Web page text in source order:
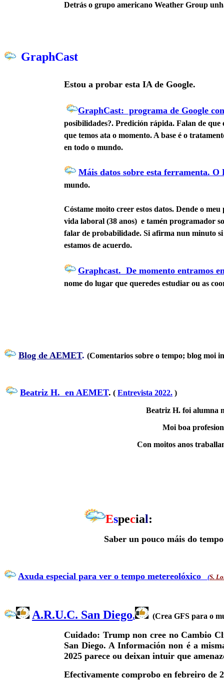
Detrás o grupo americano Weather Group
GraphCast
Estou a probar esta IA de Google.
GraphCast: programa de Google
posibilidades?. Predición rápida. Falan de que
que temos ata o momento. A base é o
en todo o mundo.
Máis datos sobre esta ferramenta. O
mundo.
Cóstame moito creer estos datos. Dende o
vida laboral (38 anos) e tamén programador
falar de probabilidade. Si afirma nun minuto
estamos de acuerdo.
Graphcast. De momento entramos
nome do lugar que queredes estudiar ou as
Blog de AEMET. (Comentarios sobre o tempo; blog moi
Beatriz H. en AEMET. ( Entrevista 2022. )
Beatriz H. foi alumna
Moi boa
Con moitos anos
Especial:
Saber un pouco máis do
Axuda especial para ver o tempo metereolóxico (S.
A.R.U.C. San Diego. (Crea GFS para o
Cuidado: Trump non cree no Cambio
San Diego. A Información non é a
2025 parece ou deixan intuir que
Efectivamente comprobo en febreiro de